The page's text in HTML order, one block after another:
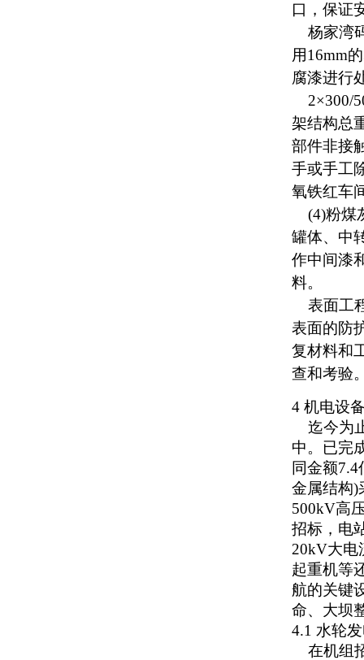
口，保证
杨家湾
用16mm
腐漆进行
2×300/
架结构总
部件非接
手或手工
氧铁红车
(4)粉煤
罐体、中
作中间漆
料。
表面工
表面的防
复材料和
查和考验
4 机电设
迄今为
中。已完
同金额
金属结构)
500kV高
招标，电
20kV大电
起重机等
航的关键
命、大坝
4.1 水轮
在机组